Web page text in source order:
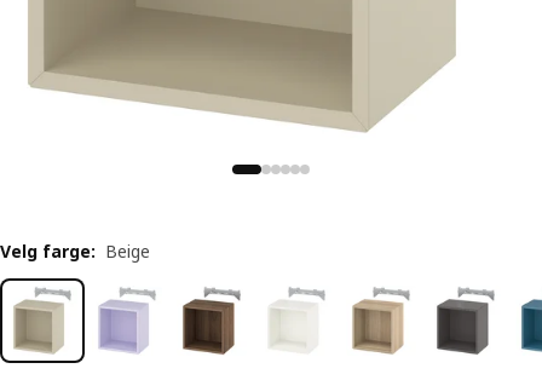
Velg farge: Beige